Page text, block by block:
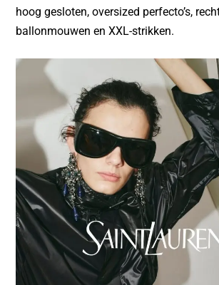
hoog gesloten, oversized perfecto’s,
ballonmouwen en XXL-strikken.